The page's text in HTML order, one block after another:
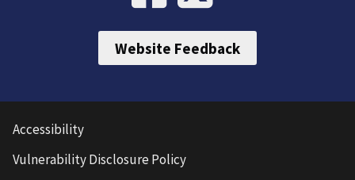
Website Feedback
Accessibility
Vulnerability Disclosure Policy